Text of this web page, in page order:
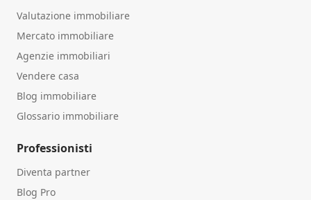
Valutazione immobiliare
Mercato immobiliare
Agenzie immobiliari
Vendere casa
Blog immobiliare
Glossario immobiliare
Professionisti
Diventa partner
Blog Pro